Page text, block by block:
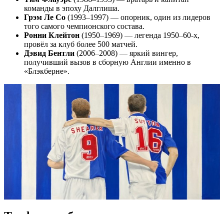
команды в эпоху Далглиша.
Грэм Ле Со (1993–1997) — опорник, один из лидеров
того самого чемпионского состава.
Ронни Клейтон (1950–1969) — легенда 1950–60-х,
провёл за клуб более 500 матчей.
Дэвид Бентли (2006–2008) — яркий вингер,
получивший вызов в сборную Англии именно в
«Блэкберне».